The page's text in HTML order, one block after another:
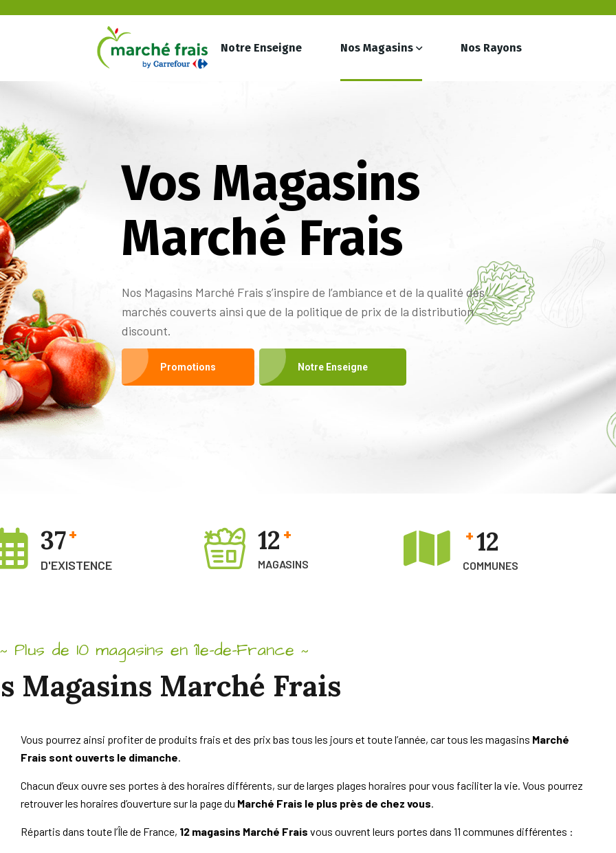
Notre Enseigne Nos Magasins Nos Rayons
Vos Magasins
Marché Frais
Nos Magasins Marché Frais s’inspire de l’ambiance et de la qualité des
marchés couverts ainsi que de la politique de prix de la distribution
discount.
Promotions Notre Enseigne
37+
D'EXISTENCE
12 +
MAGASINS
+12
COMMUNES
~ Plus de 10 magasins en île-de-France ~
Magasins Marché Frais
Vous pourrez ainsi profiter de produits frais et des prix bas tous les jours et toute l’année, car tous les magasins Marché
Frais sont ouverts le dimanche.
Chacun d’eux ouvre ses portes à des horaires différents, sur de larges plages horaires pour vous faciliter la vie. Vous pourrez
retrouver les horaires d’ouverture sur la page du Marché Frais le plus près de chez vous.
Répartis dans toute l’Île de France, 12 magasins Marché Frais vous ouvrent leurs portes dans 11 communes différentes :